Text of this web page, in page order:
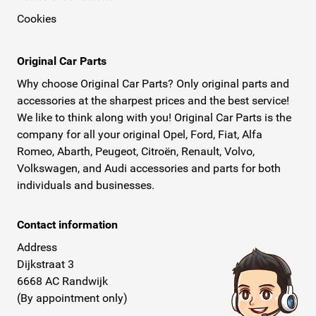
originele armsteunen voor Opel. Wij leveren deze Armster
bezorgd door PostNL. De pakketten worden snel en
verzekerd naar u verstuurd. PostNL bezorgt ook op
zaterdag en hanteert ruime bezorgtijden en een
uitgebreide service.Original Car Parts is uw digitale
dealer waar u snel, eenvoudig, tegen scherpe prijzen en
de beste kwaliteit al uw originele Opel onderdelen online
koopt!
Cookies
Original Car Parts
Why choose Original Car Parts? Only original parts and
accessories at the sharpest prices and the best service!
We like to think along with you! Original Car Parts is the
company for all your original Opel, Ford, Fiat, Alfa
Romeo, Abarth, Peugeot, Citroën, Renault, Volvo,
Volkswagen, and Audi accessories and parts for both
individuals and businesses.
Contact information
Address
Dijkstraat 3
6668 AC Randwijk
(By appointment only)